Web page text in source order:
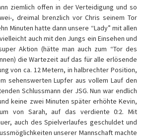
ziemlich offen in der Verteidigung und so
, dreimal brenzlich vor Chris seinem Tor
Minuten hatte dann unsere “Lady” mit allen
auch mit den Jungs ein Einsehen und
Aktion (hätte man auch zum “Tor des
die Wartezeit auf das für alle erlösende
von ca. 12 Metern, in halbrechter Position,
sehenswerten Lupfer aus vollem Lauf den
Schlussmann der JSG. Nun war endlich
keine zwei Minuten später erhöhte Kevin,
von Sarah, auf das verdiente 0:2. Mit
auch des Spielverlaufes geschuldet und
unserer Mannschaft machte